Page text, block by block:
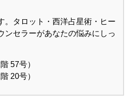
。タロット・西洋占星術・ヒー
ンセラーがあなたの悩みにしっ
57号）
20号）